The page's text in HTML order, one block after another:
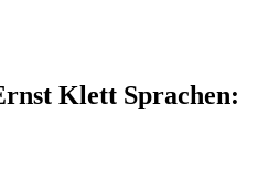
Klett Sprachen: